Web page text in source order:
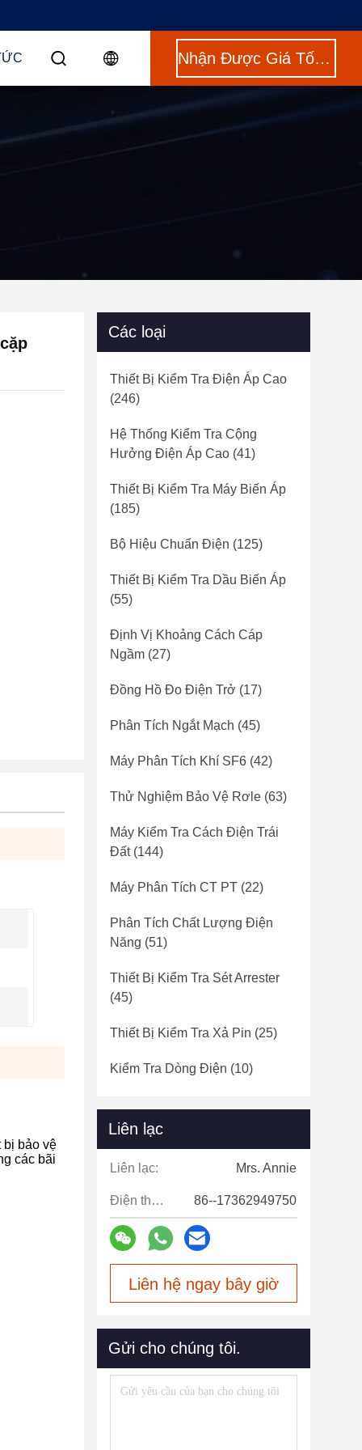
Nhận Được Giá Tốt Nhất
bị bảo vệ
các bãi
Các loại
Thiết Bị Kiểm Tra Điện Áp Cao
(246)
Hệ Thống Kiểm Tra Cộng
Hưởng Điện Áp Cao (41)
Thiết Bị Kiểm Tra Máy Biến Áp
(185)
Bộ Hiệu Chuẩn Điện (125)
Thiết Bị Kiểm Tra Dầu Biến Áp
(55)
Định Vị Khoảng Cách Cáp
Ngầm (27)
Đồng Hồ Đo Điện Trở (17)
Phân Tích Ngắt Mạch (45)
Máy Phân Tích Khí SF6 (42)
Thử Nghiệm Bảo Vệ Rơle (63)
Máy Kiểm Tra Cách Điện Trái
Đất(144)
Máy Phân Tích CT PT (22)
Phân Tích Chất Lượng Điện
Năng (51)
Thiết Bị Kiểm Tra Sét Arrester
(45)
Thiết Bị Kiểm Tra Xả Pin (25)
Kiểm Tra Dòng Điện (10)
Liên lạc
Liên lạc: Mrs. Annie
Điện thoại: 86--17362949750
Liên hệ ngay bây giờ
Gửi cho chúng tôi.